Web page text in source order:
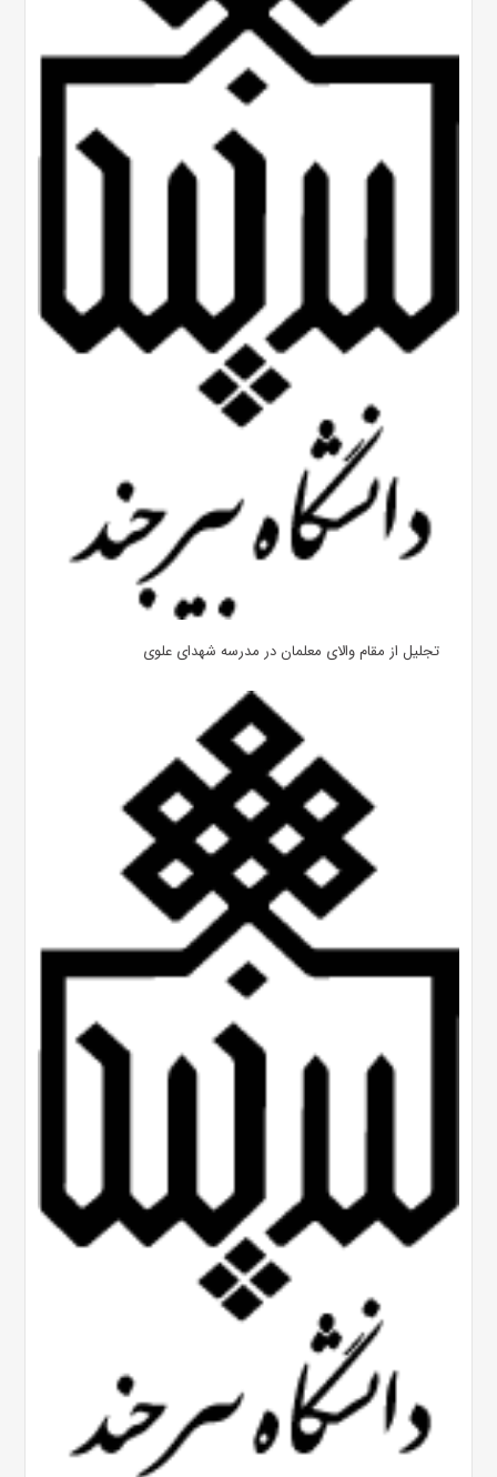
تجلیل از مقام والای معلمان در مدرسه شهدای علوی